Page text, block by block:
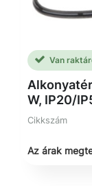
Van
W, IP20/
Cikkszám
Az árak